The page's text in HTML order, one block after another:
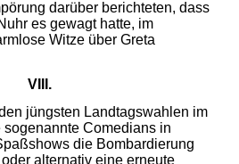
darüber berichteten, dass
es gewagt hatte, im
Witze über Greta
VIII.
jüngsten Landtagswahlen im
Comedians in
die Bombardierung
alternativeine erneute